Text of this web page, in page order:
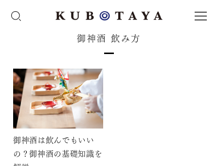
御神酒 飲み方
御神酒は飲んでもいい
の？御神酒の基礎知識を